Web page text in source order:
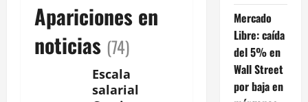
Apariciones en
noticias (74)
Escala
salarial
Mercado
Libre: caída
del 5% en
Wall Street
por baja en